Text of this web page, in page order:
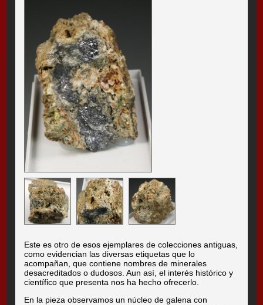
Este es otro de esos ejemplares de colecciones antiguas,
como evidencian las diversas etiquetas que lo
acompañan, que contiene nombres de minerales
desacreditados o dudosos. Aun así, el interés histórico y
científico que presenta nos ha hecho ofrecerlo.
En la pieza observamos un núcleo de galena con